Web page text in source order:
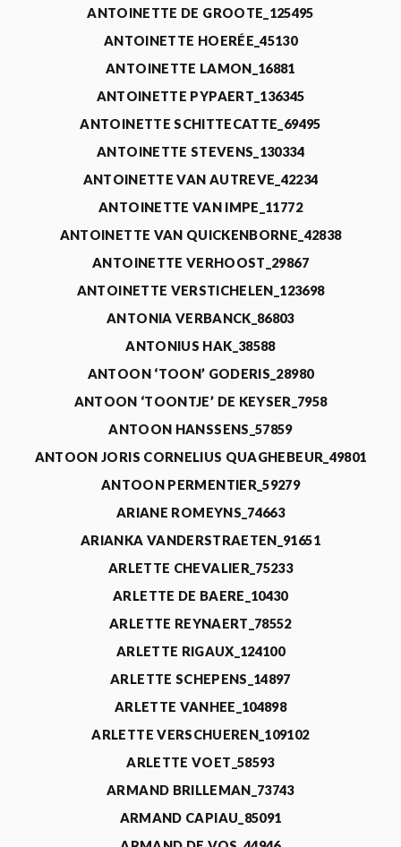
ANTOINETTE DE GROOTE_125495
ANTOINETTE HOERÉE_45130
ANTOINETTE LAMON_16881
ANTOINETTE PYPAERT_136345
ANTOINETTE SCHITTECATTE_69495
ANTOINETTE STEVENS_130334
ANTOINETTE VAN AUTREVE_42234
ANTOINETTE VAN IMPE_11772
ANTOINETTE VAN QUICKENBORNE_42838
ANTOINETTE VERHOOST_29867
ANTOINETTE VERSTICHELEN_123698
ANTONIA VERBANCK_86803
ANTONIUS HAK_38588
ANTOON ‘TOON’ GODERIS_28980
ANTOON ‘TOONTJE’ DE KEYSER_7958
ANTOON HANSSENS_57859
ANTOON JORIS CORNELIUS QUAGHEBEUR_49801
ANTOON PERMENTIER_59279
ARIANE ROMEYNS_74663
ARIANKA VANDERSTRAETEN_91651
ARLETTE CHEVALIER_75233
ARLETTE DE BAERE_10430
ARLETTE REYNAERT_78552
ARLETTE RIGAUX_124100
ARLETTE SCHEPENS_14897
ARLETTE VANHEE_104898
ARLETTE VERSCHUEREN_109102
ARLETTE VOET_58593
ARMAND BRILLEMAN_73743
ARMAND CAPIAU_85091